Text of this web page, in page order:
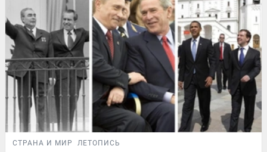
СТРАНА И МИР ЛЕТОПИСЬ